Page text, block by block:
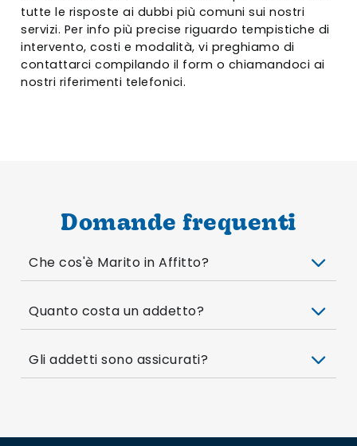
tutte le risposte ai dubbi più comuni sui nostri
servizi. Per info più precise riguardo tempistiche di
intervento, costi e modalità, vi preghiamo di
contattarci compilando il form o chiamandoci ai
nostri riferimenti telefonici.
Domande frequenti
Che cos'è Marito in Affitto?
Quanto costa un addetto?
Gli addetti sono assicurati?